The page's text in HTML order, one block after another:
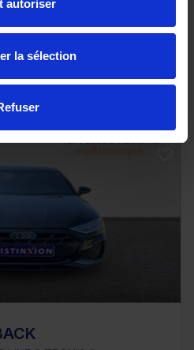
autoriser
la sélection